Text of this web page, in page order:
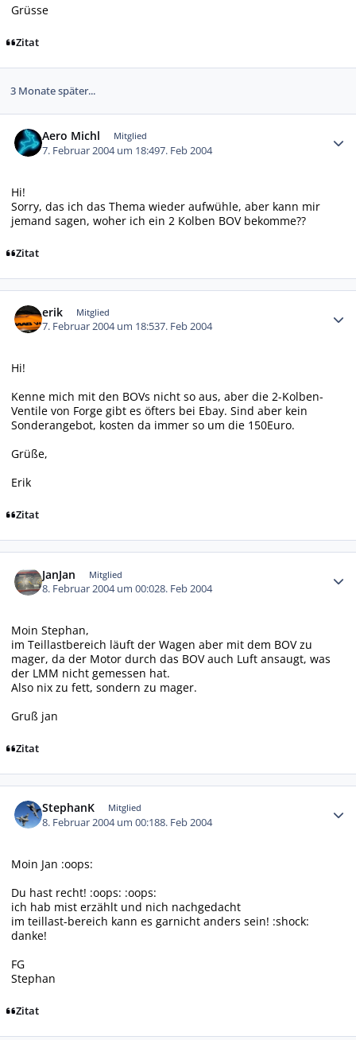
Grüsse
Zitat
3 Monate später...
Aero Michl Mitglied
7. Februar 2004 um 18:497. Feb 2004
Hi!
Sorry, das ich das Thema wieder aufwühle, aber kann mir
jemand sagen, woher ich ein 2 Kolben BOV bekomme??
Zitat
erik Mitglied
7. Februar 2004 um 18:537. Feb 2004
Hi!
Kenne mich mit den BOVs nicht so aus, aber die 2-Kolben-
Ventile von Forge gibt es öfters bei Ebay. Sind aber kein
Sonderangebot, kosten da immer so um die 150Euro.
Grüße,
Erik
Zitat
JanJan Mitglied
8. Februar 2004 um 00:028. Feb 2004
Moin Stephan,
im Teillastbereich läuft der Wagen aber mit dem BOV zu
mager, da der Motor durch das BOV auch Luft ansaugt, was
der LMM nicht gemessen hat.
Also nix zu fett, sondern zu mager.
Gruß jan
Zitat
StephanK Mitglied
8. Februar 2004 um 00:188. Feb 2004
Moin Jan :oops:
Du hast recht! :oops: :oops:
ich hab mist erzählt und nich nachgedacht
im teillast-bereich kann es garnicht anders sein! :shock:
danke!
FG
Stephan
Zitat